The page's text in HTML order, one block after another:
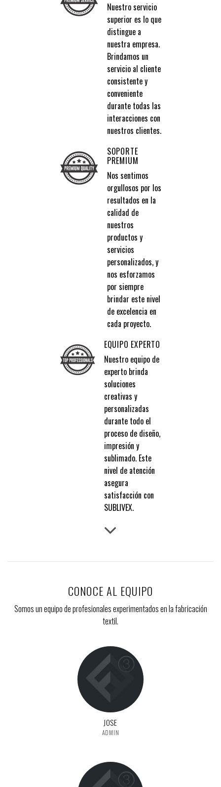
Nuestro servicio
superior es lo que
distingue a
nuestra empresa.
Brindamos un
servicio al cliente
consistente y
conveniente
durante todas las
interacciones con
nuestros clientes.
SOPORTE
PREMIUM
Nos sentimos
orgullosos por los
resultados en la
calidad de
nuestros
productos y
servicios
personalizados, y
nos esforzamos
por siempre
brindar este nivel
de excelencia en
cada proyecto.
EQUIPO EXPERTO
Nuestro equipo de
experto brinda
soluciones
creativas y
personalizadas
durante todo el
proceso de diseño,
impresión y
sublimado. Este
nivel de atención
asegura
satisfacción con
SUBLIVEX.
CONOCE AL EQUIPO
Somos un equipo de profesionales experimentados en la fabricación
textil.
JOSE
ADMIN